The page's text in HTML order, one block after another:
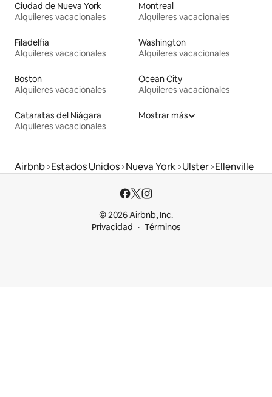
Ciudad de Nueva York
Alquileres vacacionales
Montreal
Alquileres vacacionales
Filadelfia
Alquileres vacacionales
Washington
Alquileres vacacionales
Boston
Alquileres vacacionales
Ocean City
Alquileres vacacionales
Cataratas del Niágara
Alquileres vacacionales
Mostrar más
Airbnb Estados Unidos Nueva York Ulster Ellenville
© 2026 Airbnb, Inc.
Privacidad
Términos